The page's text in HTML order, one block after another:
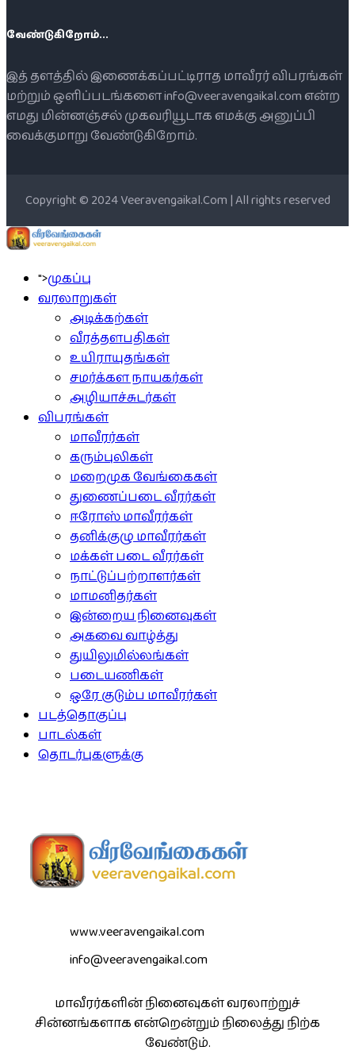
வேண்டுகிறோம்...
இத் தளத்தில் இணைக்கப்பட்டிராத மாவீரர் விபரங்கள்
மற்றும் ஒளிப்படங்களை info@veeravengaikal.com என்ற
எமது மின்னஞ்சல் முகவரியூடாக எமக்கு அனுப்பி
வைக்குமாறு வேண்டுகிறோம்.
Copyright © 2024 Veeravengaikal.Com | All rights reserved
">முகப்பு
வரலாறுகள்
அடிக்கற்கள்
வீரத்தளபதிகள்
உயிராயுதங்கள்
சமர்க்கள நாயகர்கள்
அழியாச்சுடர்கள்
விபரங்கள்
மாவீரர்கள்
கரும்புலிகள்
மறைமுக வேங்கைகள்
துணைப்படை வீரர்கள்
ஈரோஸ் மாவீரர்கள்
தனிக்குழு மாவீரர்கள்
மக்கள் படை வீரர்கள்
நாட்டுப்பற்றாளர்கள்
மாமனிதர்கள்
இன்றைய நினைவுகள்
அகவை வாழ்த்து
துயிலுமில்லங்கள்
படையணிகள்
ஒரே குடும்ப மாவீரர்கள்
படத்தொகுப்பு
பாடல்கள்
தொடர்புகளுக்கு
www.veeravengaikal.com
info@veeravengaikal.com
மாவீரர்களின் நினைவுகள் வரலாற்றுச்
சின்னங்களாக என்றென்றும் நிலைத்து நிற்க
வேண்டும்.